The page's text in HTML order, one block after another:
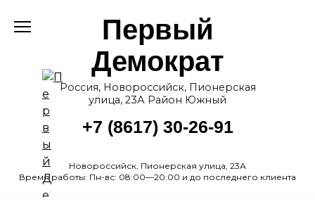
Первый
Демократ
Россия, Новороссийск, Пионерская
улица, 23А Район Южный
+7 (8617) 30-26-91
Новороссийск, Пионерская улица, 23А
Время работы: Пн-вс: 08:00—20:00 и до последнего клиента